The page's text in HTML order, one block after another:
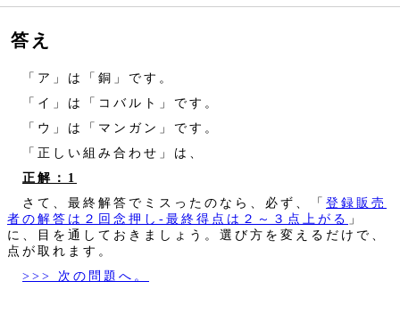
答え
「ア」は「銅」です。
「イ」は「コバルト」です。
「ウ」は「マンガン」です。
「正しい組み合わせ」は、
正解：1
さて、最終解答でミスったのなら、必ず、「 登録販売
者の解答は２回念押し‐最終得点は２～３点上がる 」
に、目を通しておきましょう。選び方を変えるだけで、
点が取れます。
>>> 次の問題へ。